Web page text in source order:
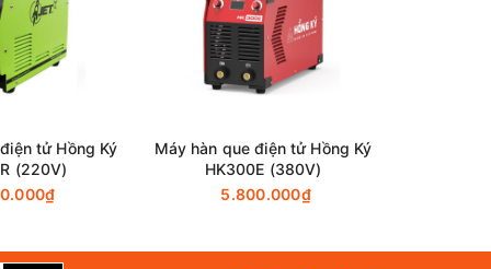
tử Hồng Ký
(220V)
Máy hàn que điện tử Hồng Ký
HK300E (380V)
5.800.000₫